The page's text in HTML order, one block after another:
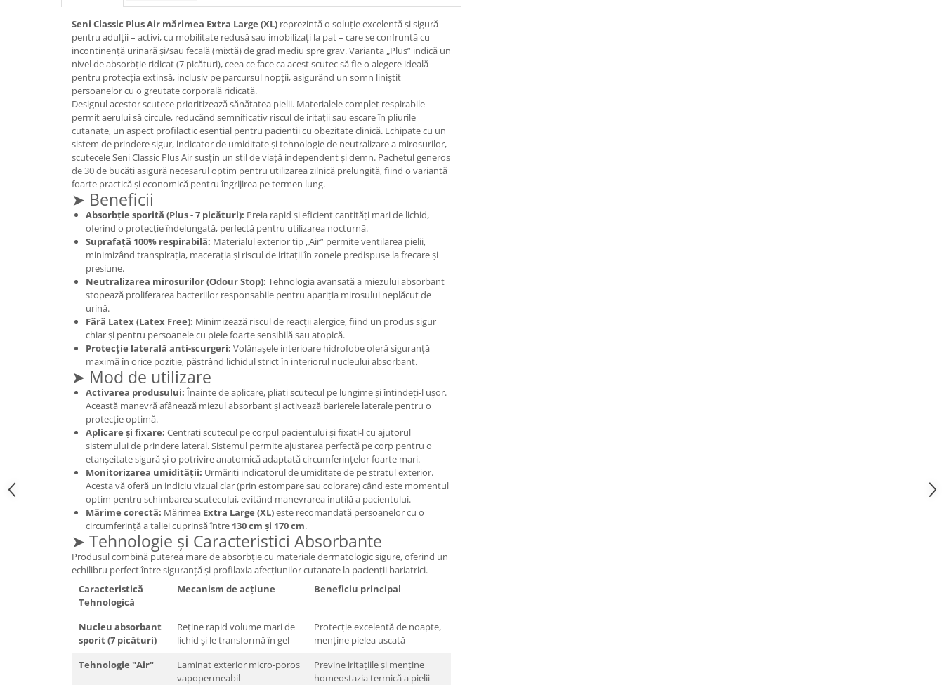
Geluri de duș
Protecție Solară
Creme SPF față
Creme SPF corp
Uleiuri bronzare
Acceleratoare bronz
Igienă Personală
Mâini și Unghii
Tratamente unghii
Cosmetice coreene
Beauty of Joseon
Haruharu Wonder
DELLA BORN
L-Carnitina
Miere de Manuka
Multivitamine
Proteine din zer (Whey Protein)
Vitamina A
Seni Classic Plus Air mărimea Extra Large (XL) reprezintă o soluție excelentă și sigură
pentru adulții – activi, cu mobilitate redusă sau imobilizați la pat – care se confruntă cu
incontinență urinară și/sau fecală (mixtă) de grad mediu spre grav. Varianta „Plus” indică un
nivel de absorbție ridicat (7 picături), ceea ce face ca acest scutec să fie o alegere ideală
pentru protecția extinsă, inclusiv pe parcursul nopții, asigurând un somn liniștit
persoanelor cu o greutate corporală ridicată.
Designul acestor scutece prioritizează sănătatea pielii. Materialele complet respirabile
permit aerului să circule, reducând semnificativ riscul de iritații sau escare în pliurile
cutanate, un aspect profilactic esențial pentru pacienții cu obezitate clinică. Echipate cu un
sistem de prindere sigur, indicator de umiditate și tehnologie de neutralizare a mirosurilor,
scutecele Seni Classic Plus Air susțin un stil de viață independent și demn. Pachetul generos
de 30 de bucăți asigură necesarul optim pentru utilizarea zilnică prelungită, fiind o variantă
foarte practică și economică pentru îngrijirea pe termen lung.
➤ Beneficii
Absorbție sporită (Plus - 7 picături): Preia rapid și eficient cantități mari de lichid,
oferind o protecție îndelungată, perfectă pentru utilizarea nocturnă.
Suprafață 100% respirabilă: Materialul exterior tip „Air” permite ventilarea pielii,
minimizând transpirația, macerația și riscul de iritații în zonele predispuse la frecare și
presiune.
Neutralizarea mirosurilor (Odour Stop): Tehnologia avansată a miezului absorbant
stopează proliferarea bacteriilor responsabile pentru apariția mirosului neplăcut de
urină.
Fără Latex (Latex Free): Minimizează riscul de reacții alergice, fiind un produs sigur
chiar și pentru persoanele cu piele foarte sensibilă sau atopică.
Protecție laterală anti-scurgeri: Volănașele interioare hidrofobe oferă siguranță
maximă în orice poziție, păstrând lichidul strict în interiorul nucleului absorbant.
➤ Mod de utilizare
Activarea produsului: Înainte de aplicare, pliați scutecul pe lungime și întindeți-l ușor.
Această manevră afânează miezul absorbant și activează barierele laterale pentru o
protecție optimă.
Aplicare și fixare: Centrați scutecul pe corpul pacientului și fixați-l cu ajutorul
sistemului de prindere lateral. Sistemul permite ajustarea perfectă pe corp pentru o
etanșeitate sigură și o potrivire anatomică adaptată circumferințelor foarte mari.
Monitorizarea umidității: Urmăriți indicatorul de umiditate de pe stratul exterior.
Acesta vă oferă un indiciu vizual clar (prin estompare sau colorare) când este momentul
optim pentru schimbarea scutecului, evitând manevrarea inutilă a pacientului.
Mărime corectă: Mărimea Extra Large (XL)este recomandată persoanelor cu o
circumferință a taliei cuprinsă între 130 cm și 170 cm.
➤ Tehnologie și Caracteristici Absorbante
Produsul combină puterea mare de absorbție cu materiale dermatologic sigure, oferind un
echilibru perfect între siguranță și profilaxia afecțiunilor cutanate la pacienții bariatrici.
Caracteristică
Tehnologică
Mecanism de acțiune Beneficiu principal
Nucleu absorbant
sporit (7 picături)
Reține rapid volume mari de
lichid și le transformă în gel
Protecție excelentă de noapte,
menține pielea uscată
Tehnologie "Air"
Laminat exterior micro-poros
vapopermeabil
Previne iritațiile și menține
homeostazia termică a pielii